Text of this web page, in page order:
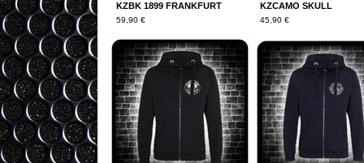
KZBK 1899 FRANKFURT
59,90 €
KZCAMO SKULL
45,90 €